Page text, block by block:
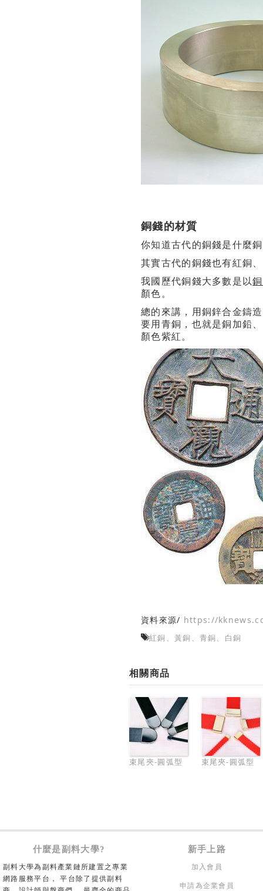
銅錢的材質
你知道古代的銅錢是什麼
其實古代的銅錢也有紅銅
我國歷代銅錢大多數是以
顏色。
總的來講，用銅鋅合金鑄
要用青銅，也就是銅加鉛
顏色紫紅。
資料來源/ https://
紅銅、黃銅、青銅、白銅
相關商品
束尾夾-圓弧型 束尾夾-圓弧型
什麼是副料大學? 新手上路
副料大學為副料產業鏈所建置之專業
網路服務平台， 平台除了提供副料
加入會員
申請為企業會員